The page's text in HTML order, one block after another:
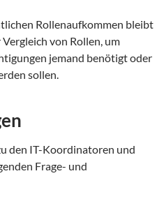
Rollenaufkommen bleibt
von Rollen, um
jemand benötigt oder
sollen.
den IT-Koordinatoren und
Frage- und